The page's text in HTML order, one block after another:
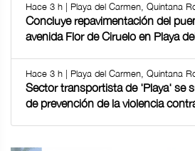
Hace 3 h | Playa del Carmen, Quintana
Concluye repavimentación del
avenida Flor de Ciruelo en Playa
Hace 3 h | Playa del Carmen, Quintana
Sector transportista de 'Playa' se
de prevención de la violencia